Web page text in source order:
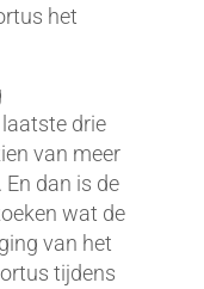
het
drie
van meer
dan is de
wat de
van het
tijdens